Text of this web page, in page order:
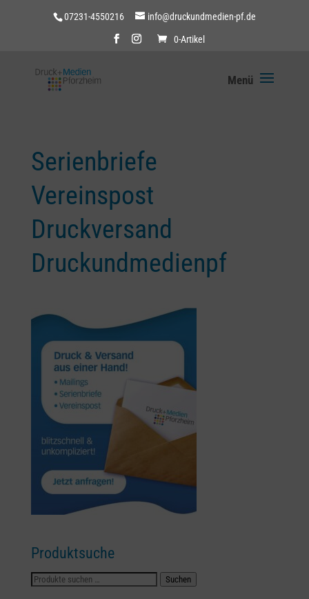
07231-4550216 info@druckundmedien-pf.de
0-Artikel
Serienbriefe
Vereinspost
Druckversand
Druckundmedienpf
Produktsuche
Suchen
Suchen